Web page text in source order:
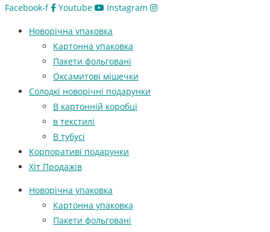
Facebook-f Youtube Instagram
Новорічна упаковка
Картонна упаковка
Пакети фольговані
Оксамитові мішечки
Солодкі новорічні подарунки
В картонній коробці
в текстилі
В тубусі
Корпоративі подарунки
Хіт Продажів
Новорічна упаковка
Картонна упаковка
Пакети фольговані